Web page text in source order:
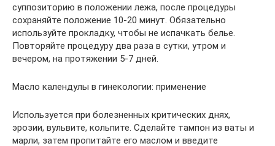
суппозиторию в положении лежа, после процедуры
сохраняйте положение 10-20 минут. Обязательно
используйте прокладку, чтобы не испачкать белье.
Повторяйте процедуру два раза в сутки, утром и
вечером, на протяжении 5-7 дней.
Масло календулы в гинекологии: применение
Используется при болезненных критических днях,
эрозии, вульвите, кольпите. Сделайте тампон из ваты и
марли, затем пропитайте его маслом и введите